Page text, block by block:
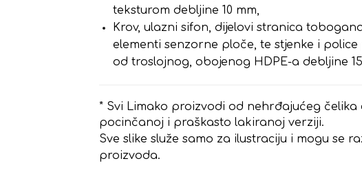
teksturom debljine 10 mm,
Krov, ulazni sifon, dijelovi stranica
elementi senzorne ploče, te stjenke i
od troslojnog, obojenog HDPE-a debljine
* Svi Limako proizvodi od nehrđajućeg čelika
pocinčanoj i praškasto lakiranoj verziji.
Sve slike služe samo za ilustraciju i mogu se
proizvoda.